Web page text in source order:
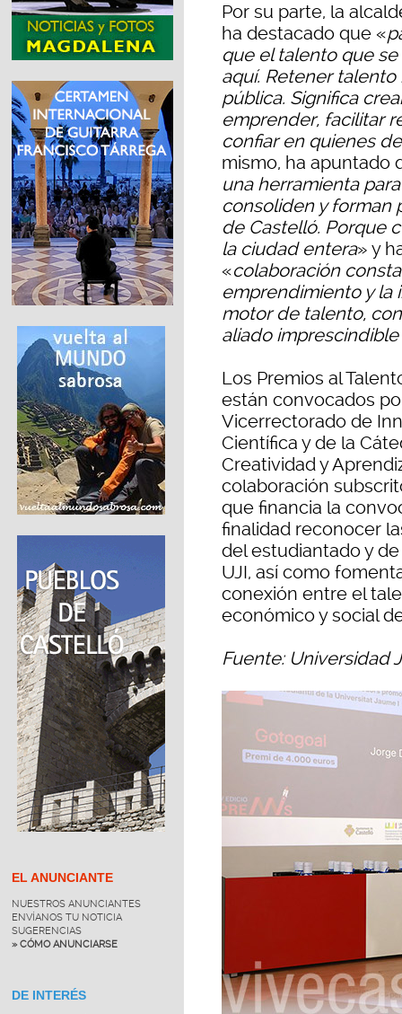
EL ANUNCIANTE
NUESTROS ANUNCIANTES
ENVÍANOS TU NOTICIA
SUGERENCIAS
» CÓMO ANUNCIARSE
DE INTERÉS
Por su parte, la
ha destacado que «
que el talento que
aquí. Retener
pública. Significa
emprender, facilitar
confiar en quienes
mismo, ha apuntado
una herramienta
consoliden y forman
de Castelló. Porque
la ciudad entera» y
«colaboración
emprendimiento y la
motor de talento,
aliado
Los Premios al
están convocados
Vicerrectorado de
Científica y de la
Creatividad y
colaboración
que financia la
finalidad reconocer
del estudiantado y
UJI, así como
conexión entre el
económico y social
Fuente: Universidad